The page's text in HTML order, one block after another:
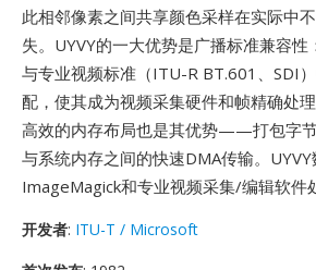
此相邻像素之间共享颜色采样在实际中
失。UYVY的一大优势是广播标准兼容性
与专业视频标准（ITU-R BT.601、SDI
配，使其成为视频采集硬件和帧精确处
高效的内存布局也是其优势——打包字
与系统内存之间的快速DMA传输。
ImageMagick和专业视频采集/编辑软件
开发者: ITU-T / Microsoft